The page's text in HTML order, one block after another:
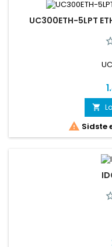
UC300ETH-5LPT

 Sidste